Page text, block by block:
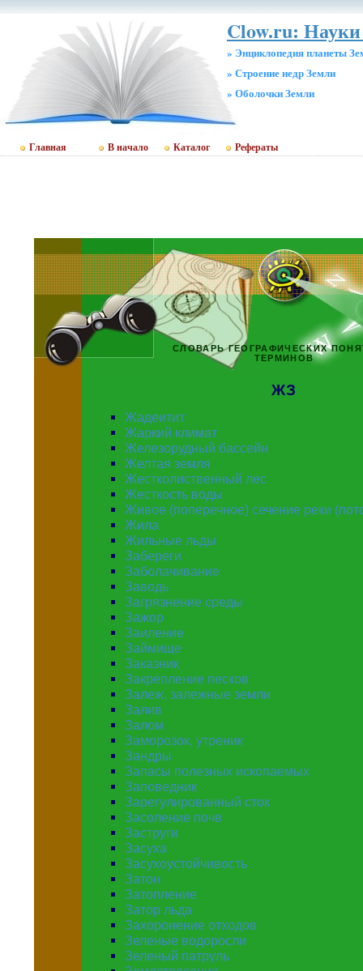
Clow.ru:
» Энциклопедия планеты
» Строение недр Земли
» Оболочки Земли
Главная В начало Каталог Рефераты
СЛОВАРЬ ГЕОГРАФИЧЕСКИХ
ТЕРМИНОВ
ЖЗ
Жадеитит
Жаркий климат
Железорудный бассейн
Желтая земля
Жестколиственный лес
Жесткость воды
Живое (поперечное) сечение реки
Жила
Жильные льды
Забереги
Заболачивание
Заводь
Загрязнение среды
Зажор
Заиление
Займище
Заказник
Закрепление песков
Залеж, залежные земли
Залив
Залом
Заморозок, утреник
Зандры
Запасы полезных ископаемых
Заповедник
Зарегулированный сток
Засоление почв
Заструги
Засуха
Засухоустойчивость
Затон
Затопление
Затор льда
Захоронение отходов
Зеленые водоросли
Зеленый патруль